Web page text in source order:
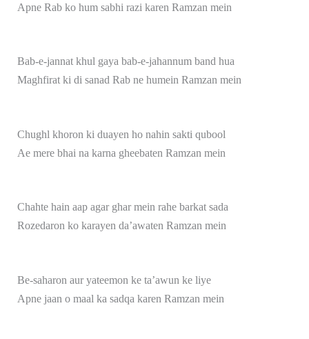
Apne Rab ko hum sabhi razi karen Ramzan mein
Bab-e-jannat khul gaya bab-e-jahannum band hua
Maghfirat ki di sanad Rab ne humein Ramzan mein
Chughl khoron ki duayen ho nahin sakti qubool
Ae mere bhai na karna gheebaten Ramzan mein
Chahte hain aap agar ghar mein rahe barkat sada
Rozedaron ko karayen da’awaten Ramzan mein
Be-saharon aur yateemon ke ta’awun ke liye
Apne jaan o maal ka sadqa karen Ramzan mein